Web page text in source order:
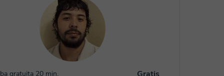
gratuita 20 min.